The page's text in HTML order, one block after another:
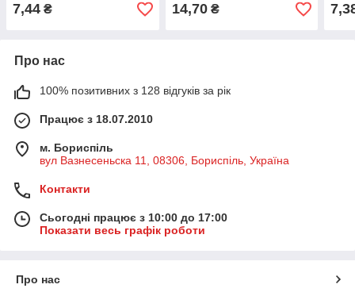
7,44 ₴ 14,70₴
Про нас
100% позитивних з 128 відгуків за рік
Працює з 18.07.2010
м. Бориспіль
вул Вазнесеньска 11, 08306, Бориспіль, Україна
Контакти
Сьогодні працює з 10:00 до 17:00
Показати весь графік роботи
Про нас